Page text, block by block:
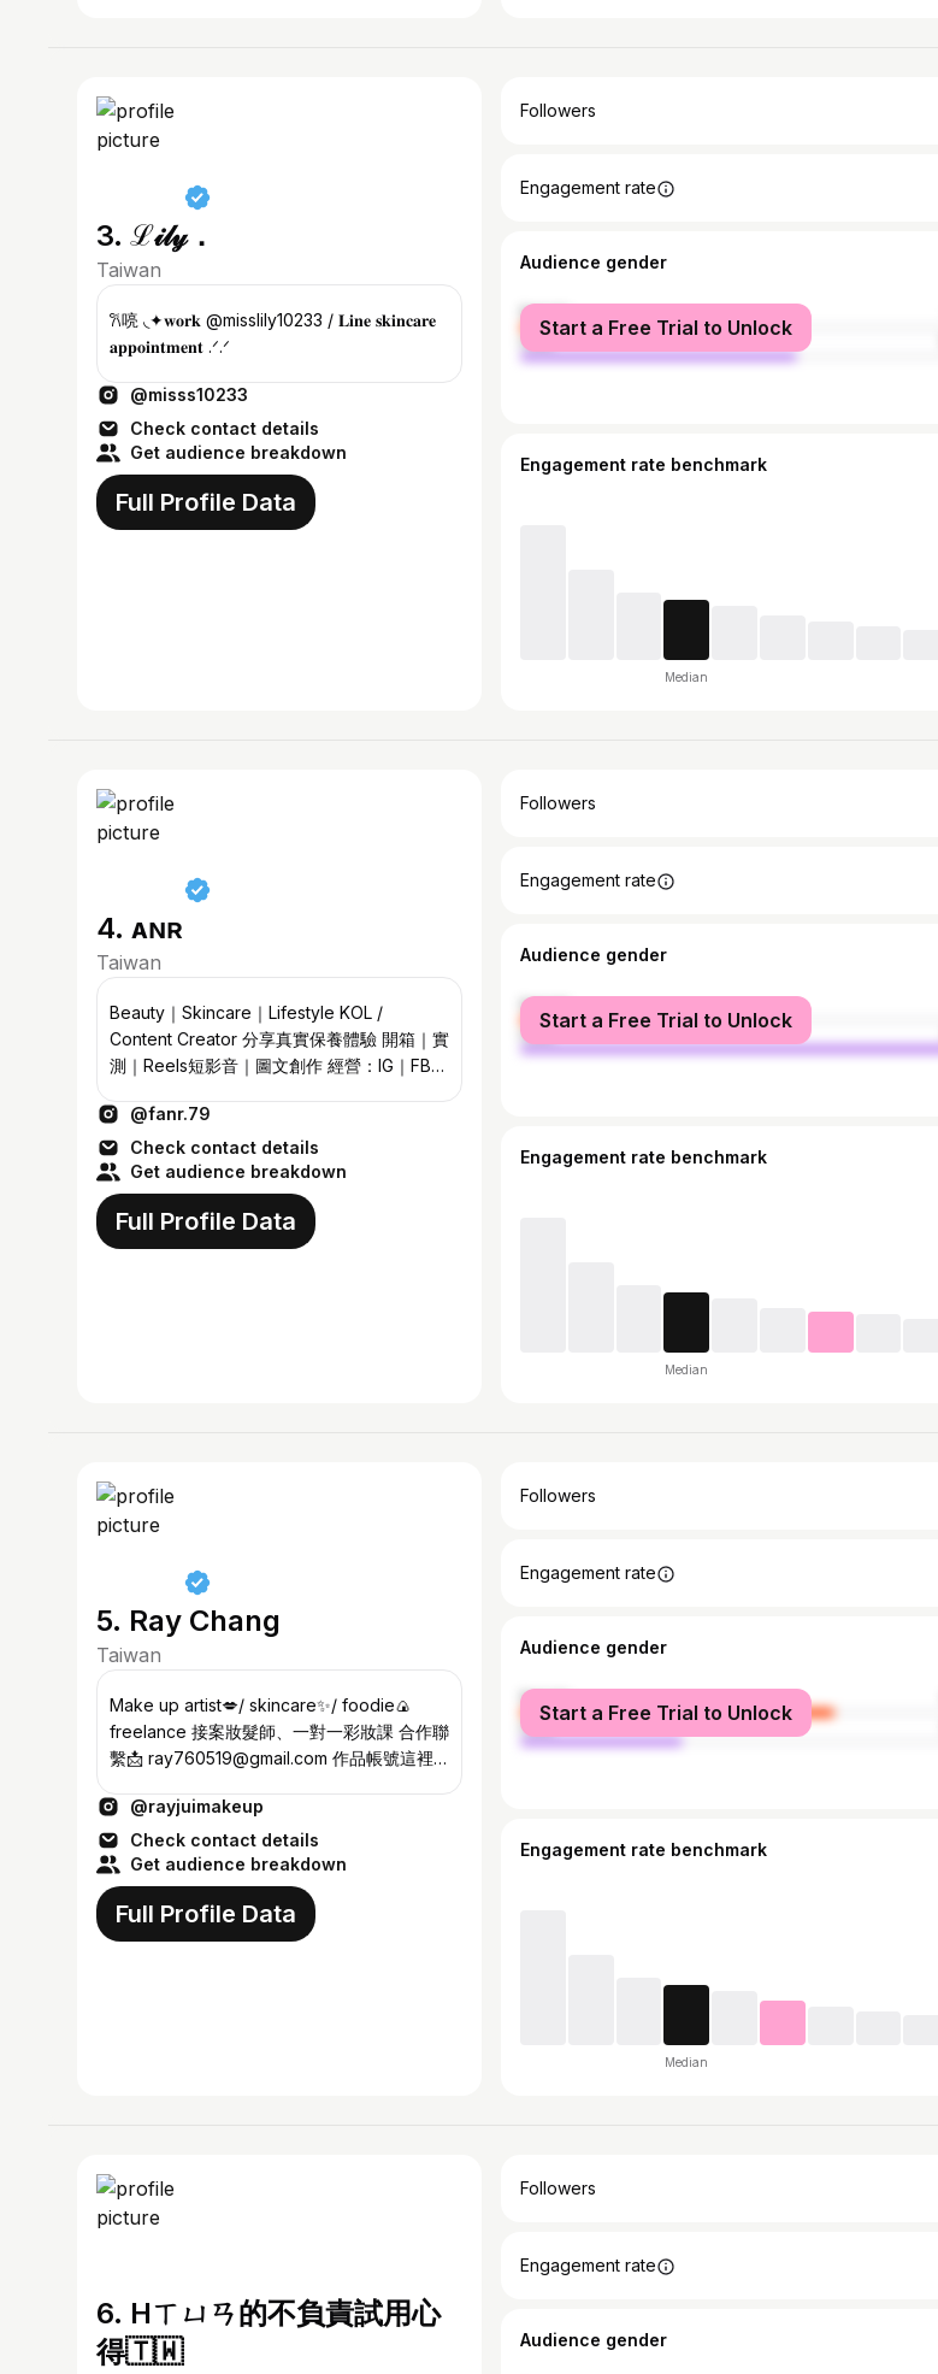
3. ℒ𝒾𝓁𝓎．
Taiwan
𐙚喨 ◟✦𝐰𝐨𝐫𝐤 @misslily10233 / 𝐋𝐢𝐧𝐞 𝐬𝐤𝐢𝐧𝐜𝐚𝐫𝐞
𝐚𝐩𝐩𝐨𝐢𝐧𝐭𝐦𝐞𝐧𝐭 .ᐟ‪‪.ᐟ
@misss10233
Check contact details
Get audience breakdown
Full Profile Data
Followers
Engagement rate
Audience gender
female
male
Start a Free Trial to Unlock
Engagement rate benchmark
Median
4. ғᴀɴʀ
Taiwan
Beauty｜Skincare｜Lifestyle KOL /
Content Creator 分享真實保養體驗 開箱｜實
測｜Reels短影音｜圖文創作 經營：IG｜FB｜
🎁IG私訊小盒子 #合作私訊 #品牌合作 #開箱
分享
@fanr.79
Check contact details
Get audience breakdown
Full Profile Data
Followers
Engagement rate
Audience gender
female
male
Start a Free Trial to Unlock
Engagement rate benchmark
Median
5. Ray Chang
Taiwan
Make up artist💋/ skincare✨/ foodie🍙
freelance 接案妝髮師、一對一彩妝課 合作聯
繫📩 ray760519@gmail.com 作品帳號這裡
@rayjuimakeup
Check contact details
Get audience breakdown
Full Profile Data
Followers
Engagement rate
Audience gender
female
male
Start a Free Trial to Unlock
Engagement rate benchmark
Median
6. Hㄒㄩㄢ的不負責試用心
得🇹🇼
Followers
Engagement rate
Audience gender